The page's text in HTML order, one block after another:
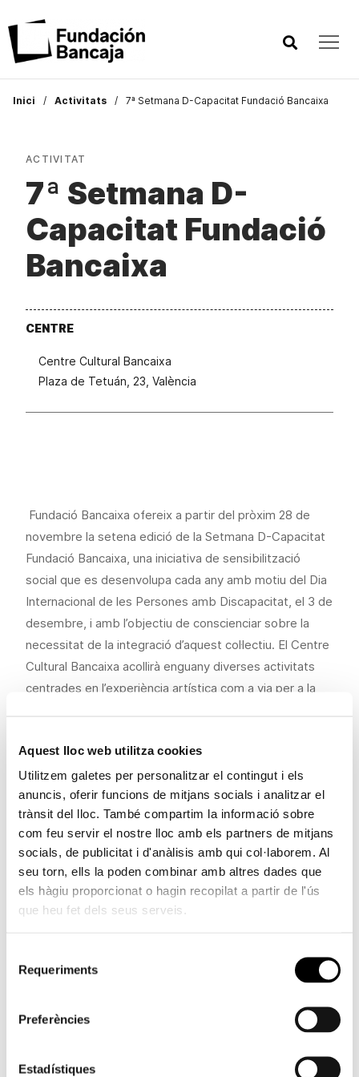
Aquest lloc web utilitza cookies
Utilitzem galetes per personalitzar el contingut i els
anuncis, oferir funcions de mitjans socials i analitzar el
trànsit del lloc. També compartim la informació sobre
com feu servir el nostre lloc amb els partners de mitjans
socials, de publicitat i d'anàlisis amb qui col·laborem. Al
seu torn, ells la poden combinar amb altres dades que
els hàgiu proporcionat o hagin recopilat a partir de l'ús
que heu fet dels seus serveis.
Requeriments
Preferències
Estadístiques
Inici Activitats 7ª Setmana D-Capacitat Fundació Bancaixa
ACTIVITAT
7ª Setmana D-
Capacitat Fundació
Bancaixa
CENTRE
Centre Cultural Bancaixa
Plaza de Tetuán, 23, València
Fundació Bancaixa ofereix a partir del pròxim 28 de
novembre la setena edició de la Setmana D-Capacitat
Fundació Bancaixa, una iniciativa de sensibilització
social que es desenvolupa cada any amb motiu del Dia
Internacional de les Persones amb Discapacitat, el 3 de
desembre, i amb l’objectiu de conscienciar sobre la
necessitat de la integració d’aquest col·lectiu. El Centre
Cultural Bancaixa acollirà enguany diverses activitats
centrades en l’experiència artística com a via per a la
comptarà amb l’activitat
Un Equip Capaç
, en la qual
persones amb diversitat funcional de 25 centres de
València creen una particular versió de l’obra Akelarre
71, una odissea en el museu que forma part de
l’exposicióEquipoCr ónica, present en la Fundació
Bancaixa fins al pròxim mes de gener. L’obra conjunta
es presentarà al públic l’1 de desembre. Del 30 de
, on a partir del llenguatge plàstic i
visual, un teatre de llums i ombres descobreix a
persones amb capacitats diferents la màgia d’aquesta
disciplina, en la qual el joc i el propi cos conformen un
realitzaràUn taller sense barreres